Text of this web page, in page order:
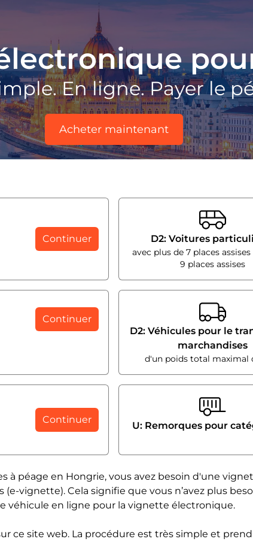
En ligne. Payer le
Acheter maintenant
à péage en Hongrie, vous avez besoin d'une
vignette). Cela signifie que vous n’avez plus
véhicule en ligne pour la vignette électronique.
ce site web. La procédure est très simple et
Continuer D2: Voitures
avec plus de 7 places assises
9 places assises
Continuer
D2: Véhicules pour le
marchandises
d'un poids total maximal
Continuer
U: Remorques pour